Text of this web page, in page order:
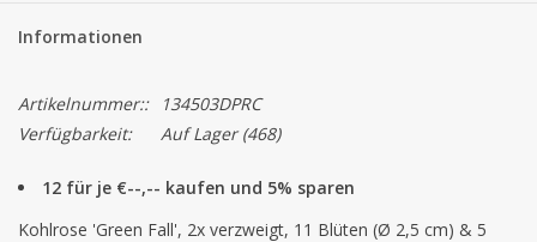
Informationen
Artikelnummer::
134503DPRC
Verfügbarkeit:
Auf Lager(468)
12 für je €--,-- kaufen und 5% sparen
Kohlrose 'Green Fall', 2x verzweigt, 11 Blüten (Ø 2,5 cm) & 5